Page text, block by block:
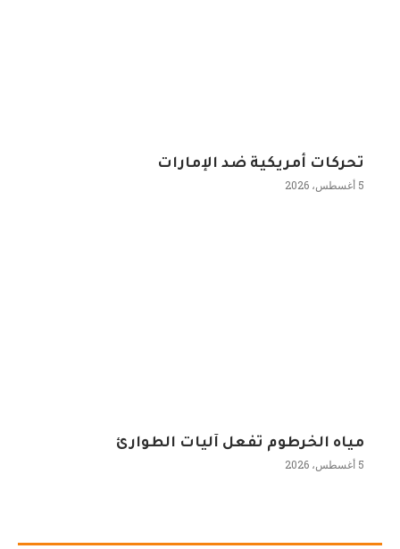
تحركات أمريكية ضد الإمارات
5 أغسطس، 2026
مياه الخرطوم تفعل آليات الطوارئ
5 أغسطس، 2026